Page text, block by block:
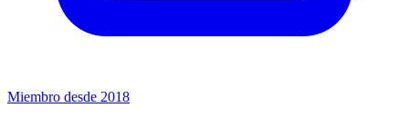
Miembro desde 2018